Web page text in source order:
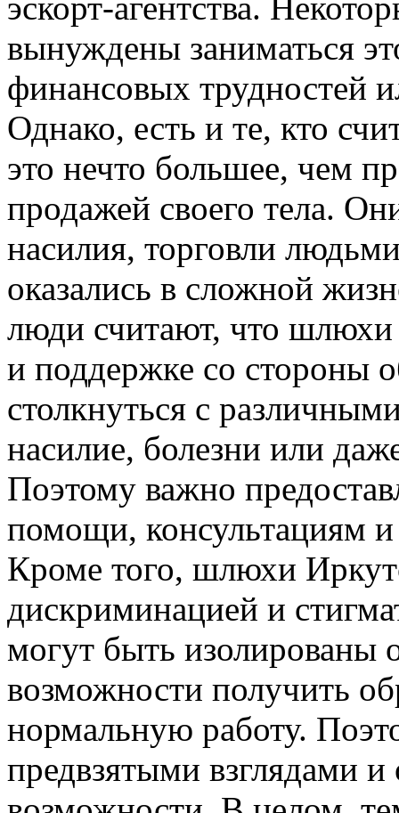
вынуждены заниматься
финансовых трудностей
Однако, есть и те, кто
это нечто большее, чем
продажей своего тела.
насилия, торговли
оказались в сложной
люди считают, что
и поддержке со стороны
столкнуться с
насилие, болезни или
Поэтому важно
помощи, консультациям
Кроме того, шлюхи
дискриминацией и
могут быть
возможности получить
нормальную работу.
предвзятыми взглядами